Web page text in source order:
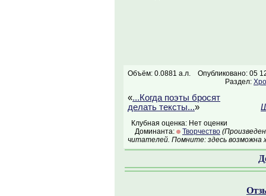
Объём: 0.0881 а.л.
Опубликовано: 05
Раздел:
«...Когда поэты бросят
делать тексты...»
Клубная оценка: Нет оценки
Доминанта:
Творчество
читателей. Помните: здесь возможна